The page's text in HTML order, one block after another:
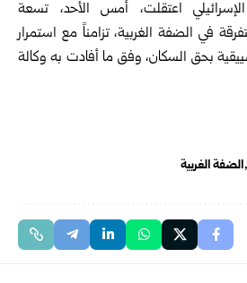
اعتقلت، أمس الأحد، تسعة
في الضفة الغربية، تزامناً مع استمرار
بحق السكان، وفق ما أفادت به وكالة
الضفة الغربية